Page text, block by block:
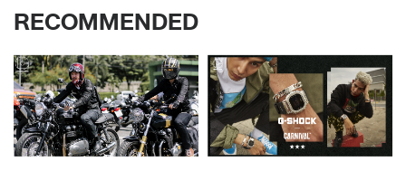
RECOMMENDED